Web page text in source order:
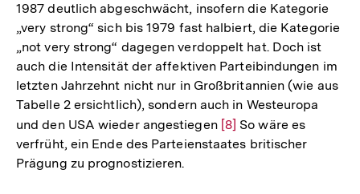
1987 deutlich abgeschwächt, insofern die Kategorie
„very strong“ sich bis 1979 fast halbiert, die Kategorie
„not very strong“ dagegen verdoppelt hat. Doch ist
auch die Intensität der affektiven Parteibindungen im
letzten Jahrzehnt nicht nur in Großbritannien (wie aus
Tabelle 2 ersichtlich), sondern auch in Westeuropa
und den USA wieder angestiegen Zur
Auflösung
[8] So wäre es
verfrüht, ein Ende des Parteienstaates britischer
Prägung zu prognostizieren.